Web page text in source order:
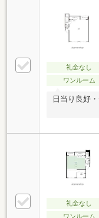
礼金なし
ワンルーム
日当り良好
礼金なし